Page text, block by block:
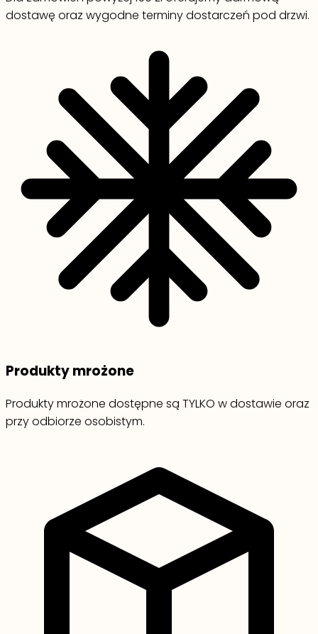
dostawę oraz wygodne terminy dostarczeń pod drzwi.
Produkty mrożone
Produkty mrożone dostępne są TYLKO w dostawie oraz
przy odbiorze osobistym.